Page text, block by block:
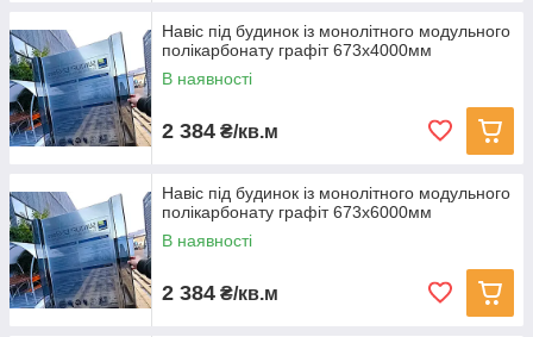
Навіс під будинок із монолітного модульного
полікарбонату графіт 673х4000мм
В наявності
2 384 ₴/кв.м
Навіс під будинок із монолітного модульного
полікарбонату графіт 673х6000мм
В наявності
2 384 ₴/кв.м